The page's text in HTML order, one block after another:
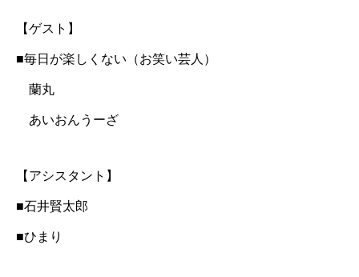
【ゲスト】
■毎日が楽しくない（お笑い芸人）
蘭丸
あいおんうーざ
【アシスタント】
■石井賢太郎
■ひまり